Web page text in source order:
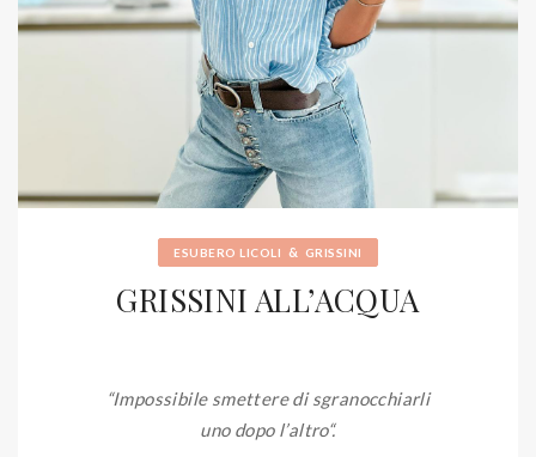
ESUBERO LICOLI & GRISSINI
GRISSINI ALL’ACQUA
“Impossibile smettere di sgranocchiarli
uno dopo l’altro“.